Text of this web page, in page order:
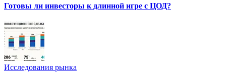
Готовы ли инвесторы к длинной игре с ЦОД?
Исследования рынка